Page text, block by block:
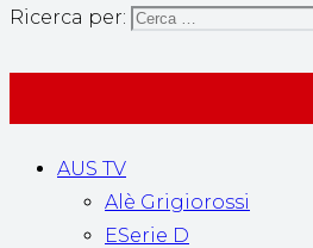
Ricerca per:
AUS TV
Alè Grigiorossi
ESerie D